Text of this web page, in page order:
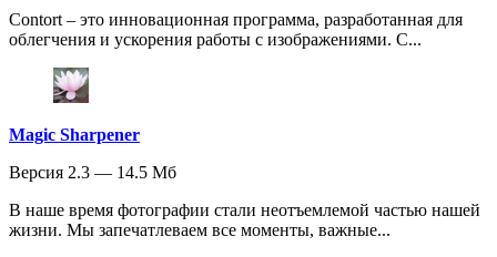
Contort – это инновационная программа, разработанная для
облегчения и ускорения работы с изображениями. С...
Magic Sharpener
Версия 2.3 — 14.5 Мб
В наше время фотографии стали неотъемлемой частью нашей
жизни. Мы запечатлеваем все моменты, важные...